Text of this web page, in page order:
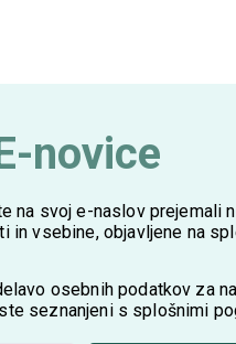
novice
na svoj e-naslov prejemali
vsebine, objavljene na
osebnih podatkov za
seznanjeni s splošnimi